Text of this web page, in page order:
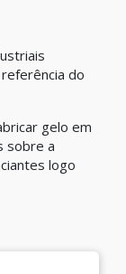
do
gelo em
sobre a
logo